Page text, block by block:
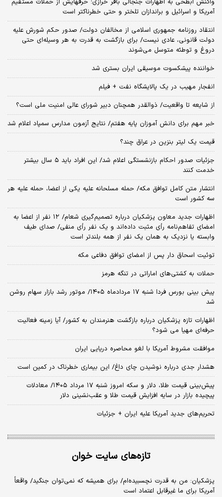
واکنش ابطحی به اظهارات جنجالی باقر خرازی؛ حرفهایش از حملات مستقیم
آمریکا و اسرائیل و براندازان تلختر و حتی خطرناکتر است
انتقاد روزنامه جمهوری اسلامی از مخالفان دولت/ صدور حکم شورش علیه
دولت قانونی، عادی نیست/ برای بازگشت به قدرت به هر وسیله‌ای حتی
دروغ و توطئه متوسل می‌شوند
خواننده پیشکسوت موسیقی ایران بستری شد
انفجار مهیب در یک پالایشگاه نفت + فیلم
از شایعه تا واقعیت/ ذوالقدر همچنان دبیر شورای ‌عالی امنیت ملی است؟
خبر مهم برای دانش آموزان پایه هفتم/ نتایج آزمون مدارس سمپاد اعلام شد
قیمت یک لیتر بنزین در عراق چند؟
جزئیات صدور احکام بازنشستگی اعلام شد/ این افراد باید ۵ سال بیشتر
خدمت کنند
انتشار متن کامل توافق مکه/ حمله مسلحانه علیه یکی از اعضا، حمله علیه هر
سه کشور است
اظهارات جدید معاون پزشکیان درباره تصمیم‌گیری شعام/ ۱۲ نفر از اعضا به
امضای تفاهم‌نامه رأی مثبت داده‌اند و یک نفر رأی منفی/ صدای طیف
وابسته یا نزدیک به همان یک نفر از همه بلندتر است
توئیت اسحاق دار پس از امضای توافق دفاعی مکه
حملات به کشتی‌های اماراتی در تنگه هرمز
پیش بینی بورس فردا شنبه ۱۷ مردادماه ۱۴۰۵/ موتور رشد بازار سهام روشن
شد
اظهارات تازه پزشکیان درباره بازگشت هنرمندان به کشور/ آیا زمینه فعالیت
حرفه‌ای مهیا می شود؟
موافقت مشروط آمریکا با لغو محاصره دریایی ایران
هشدار جدی درباره نوشیدن چای داغ/ این بیماری خطرناک در کمین است
پیش‌بینی قیمت طلا، دلار و سکه امروز شنبه ۱۷ مرداد ۱۴۰۵/ معادلات
پیچیده بازار در سایه افزایش قیمت طلا و عقب‌نشینی دلار
تحریم‌های جدید آمریکا علیه ایران + جزئیات
تازه‌های سایت خوان
پزشکیان: من به قدرت نچسبیده‌ام/ برای همیشه که نمی‌توان جنگید/ واقعاً
آمریکا برای ما غیرقابل اعتماد است